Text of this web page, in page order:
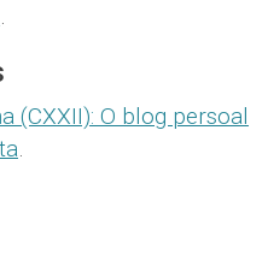
.
(CXXII): O blog persoal
.